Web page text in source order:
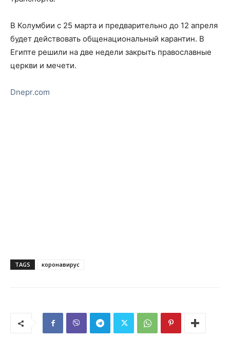
В Колумбии с 25 марта и предварительно до 12 апреля
будет действовать общенациональный карантин. В
Египте решили на две недели закрыть православные
церкви и мечети.
Dnepr.com
TAGS коронавирус